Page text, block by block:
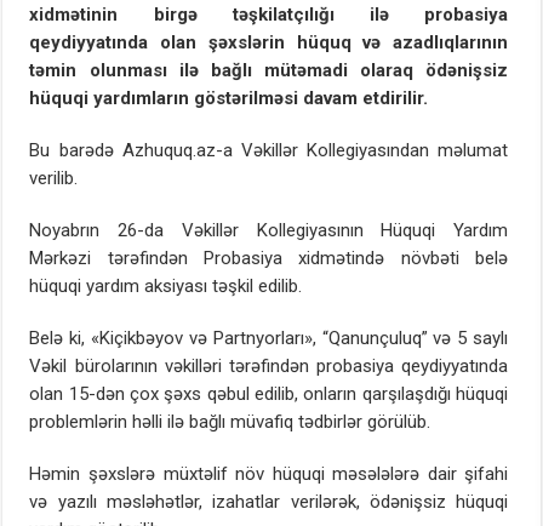
xidmətinin birgə təşkilatçılığı ilə probasiya
qeydiyyatında olan şəxslərin hüquq və azadlıqlarının
təmin olunması ilə bağlı mütəmadi olaraq ödənişsiz
hüquqi yardımların göstərilməsi davam etdirilir.
Bu barədə Azhuquq.az-a Vəkillər Kollegiyasından məlumat
verilib.
Noyabrın 26-da Vəkillər Kollegiyasının Hüquqi Yardım
Mərkəzi tərəfindən Probasiya xidmətində növbəti belə
hüquqi yardım aksiyası təşkil edilib.
Belə ki, «Kiçikbəyov və Partnyorları», “Qanunçuluq” və 5 saylı
Vəkil bürolarının vəkilləri tərəfindən probasiya qeydiyyatında
olan 15-dən çox şəxs qəbul edilib, onların qarşılaşdığı hüquqi
problemlərin həlli ilə bağlı müvafiq tədbirlər görülüb.
Həmin şəxslərə müxtəlif növ hüquqi məsələlərə dair şifahi
və yazılı məsləhətlər, izahatlar verilərək, ödənişsiz hüquqi